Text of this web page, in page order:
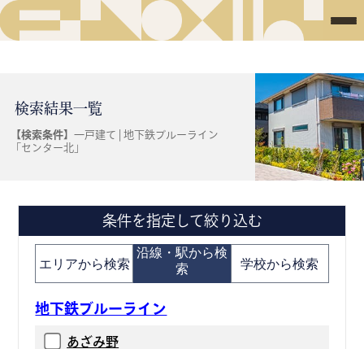
検索結果一覧
【検索条件】 一戸建て | 地下鉄ブルーライン
「センター北」
条件を指定して絞り込む
エリアから検索
沿線・駅から検
索
学校から検索
地下鉄ブルーライン
あざみ野